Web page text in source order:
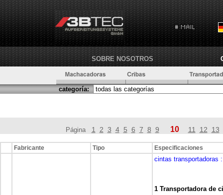
SOBRE NOSOTROS
categoría:
Página 1 2 3 4 5 6 7 8 9 10 11 12 13
Fabricante Tipo Especificaciones
cintas transportadoras
1 Transportadora de